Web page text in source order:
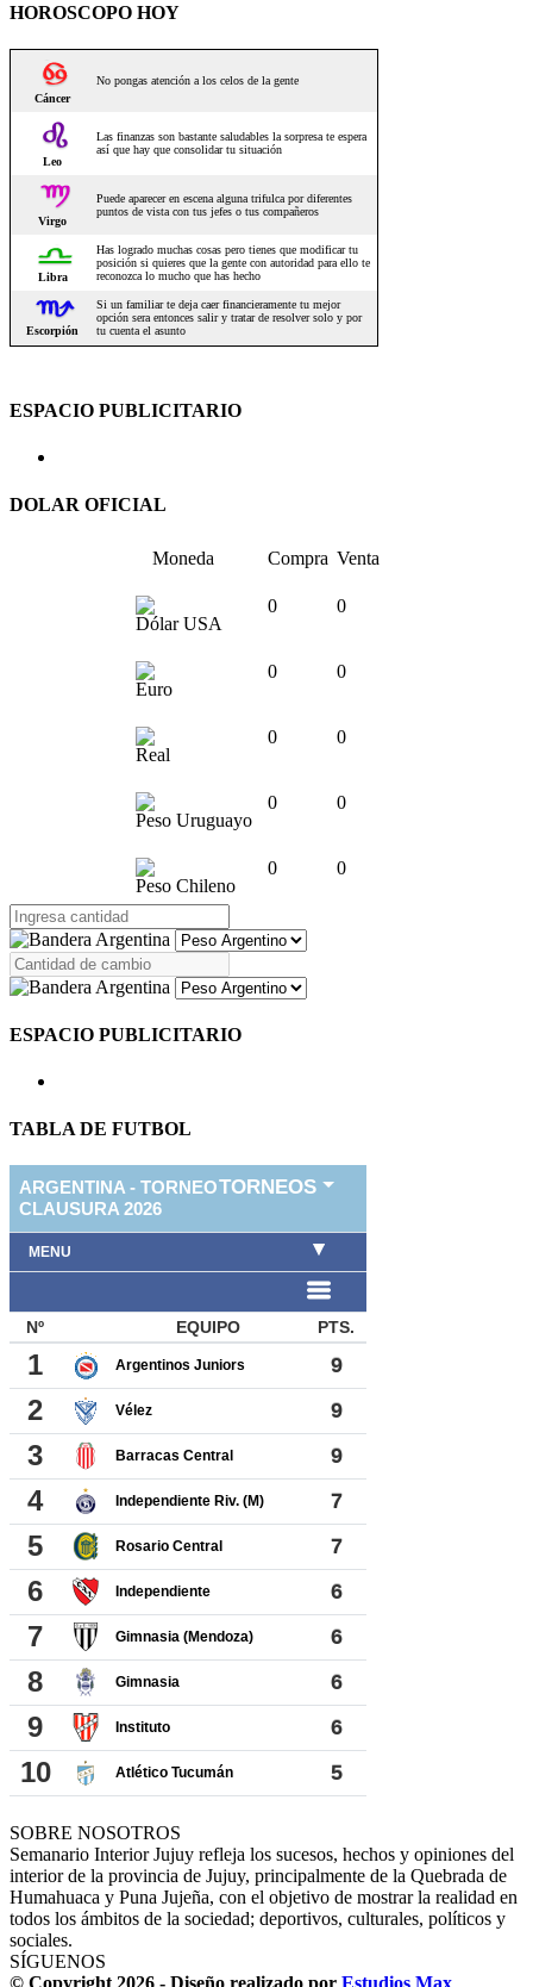
HOROSCOPO HOY
ESPACIO PUBLICITARIO
DOLAR OFICIAL
Moneda Compra Venta
Dólar USA
0 0
Euro
0 0
Real
0 0
Peso Uruguayo
0 0
Peso Chileno
0 0
ESPACIO PUBLICITARIO
TABLA DE FUTBOL
SOBRE NOSOTROS
Semanario Interior Jujuy refleja los sucesos, hechos y opiniones del
interior de la provincia de Jujuy, principalmente de la Quebrada de
Humahuaca y Puna Jujeña, con el objetivo de mostrar la realidad en
todos los ámbitos de la sociedad; deportivos, culturales, políticos y
sociales.
SÍGUENOS
© Copyright 2026 - Diseño realizado por Estudios Max